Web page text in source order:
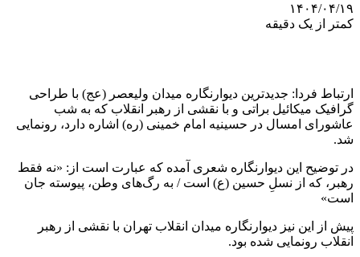
۱۴۰۴/۰۴/۱۹
کمتر از یک دقیقه
ارتباط فردا: جدیدترین دیوارنگاره میدان ولیعصر (عج) با طراحی
گرافیک میکائیل براتی و با نقشی از رهبر انقلاب که به شب
عاشورای امسال در حسینیه امام خمینی (ره) اشاره دارد، رونمایی
شد.
در توضیح این دیوارنگاره شعری آمده که عبارت است از: «نه فقط
رهبر، که از نسلِ حسین (ع) است / به رگ‌های وطن، پیوسته جان
است»
پیش از این نیز دیوارنگاره میدان انقلاب تهران با نقشی از رهبر
انقلاب رونمایی شده بود.